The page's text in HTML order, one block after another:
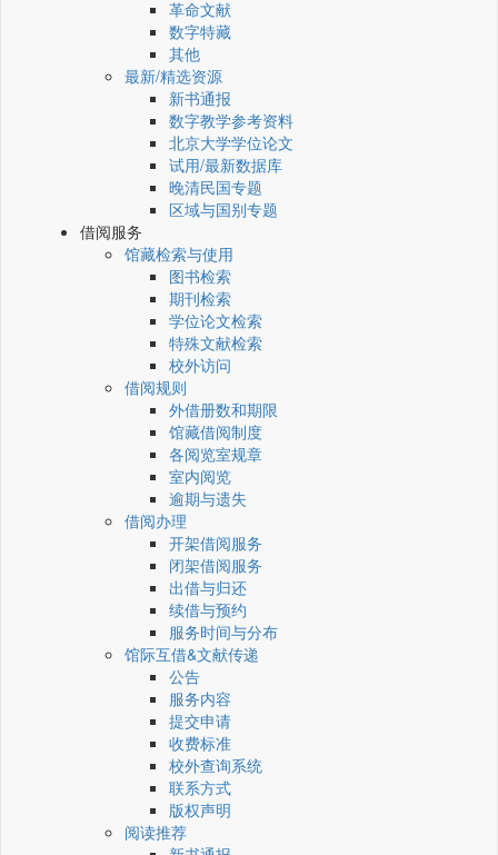
革命文献
数字特藏
其他
最新/精选资源
新书通报
数字教学参考资料
北京大学学位论文
试用/最新数据库
晚清民国专题
区域与国别专题
借阅服务
馆藏检索与使用
图书检索
期刊检索
学位论文检索
特殊文献检索
校外访问
借阅规则
外借册数和期限
馆藏借阅制度
各阅览室规章
室内阅览
逾期与遗失
借阅办理
开架借阅服务
闭架借阅服务
出借与归还
续借与预约
服务时间与分布
馆际互借&文献传递
公告
服务内容
提交申请
收费标准
校外查询系统
联系方式
版权声明
阅读推荐